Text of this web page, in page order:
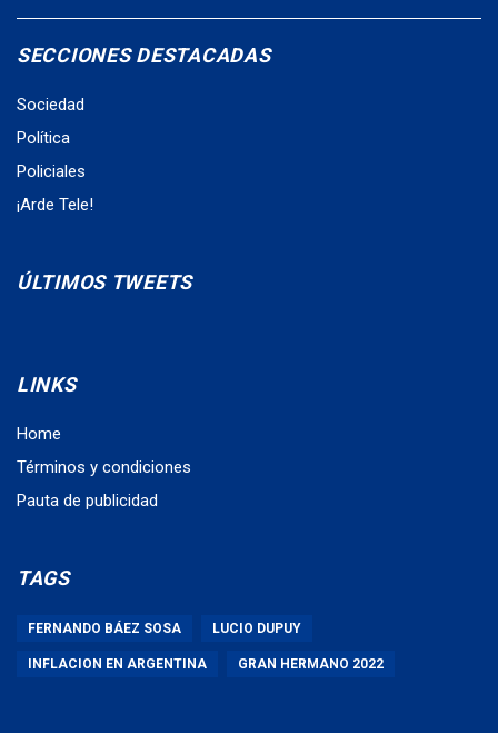
SECCIONES DESTACADAS
Sociedad
Política
Policiales
¡Arde Tele!
ÚLTIMOS TWEETS
LINKS
Home
Términos y condiciones
Pauta de publicidad
TAGS
FERNANDO BÁEZ SOSA LUCIO DUPUY
INFLACION EN ARGENTINA GRAN HERMANO 2022